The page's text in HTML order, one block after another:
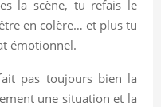
la scène, tu refais le
en colère… et plus tu
émotionnel.
pas toujours bien la
une situation et la